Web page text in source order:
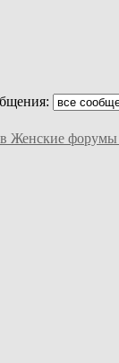
Женские форумы